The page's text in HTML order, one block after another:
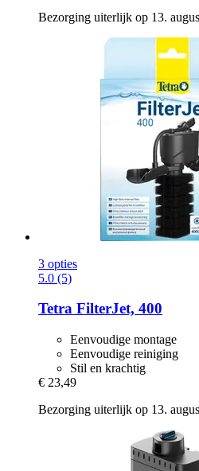
Bezorging uiterlijk op 13.
3 opties
5.0 (5)
Tetra FilterJet, 400
Eenvoudige montage
Eenvoudige reiniging
Stil en krachtig
€ 23,49
Bezorging uiterlijk op 13.